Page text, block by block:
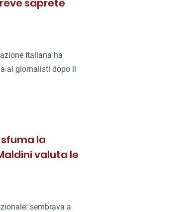
saprete
Italiana ha
ai giornalisti dopo il
la
valuta le
sembrava a